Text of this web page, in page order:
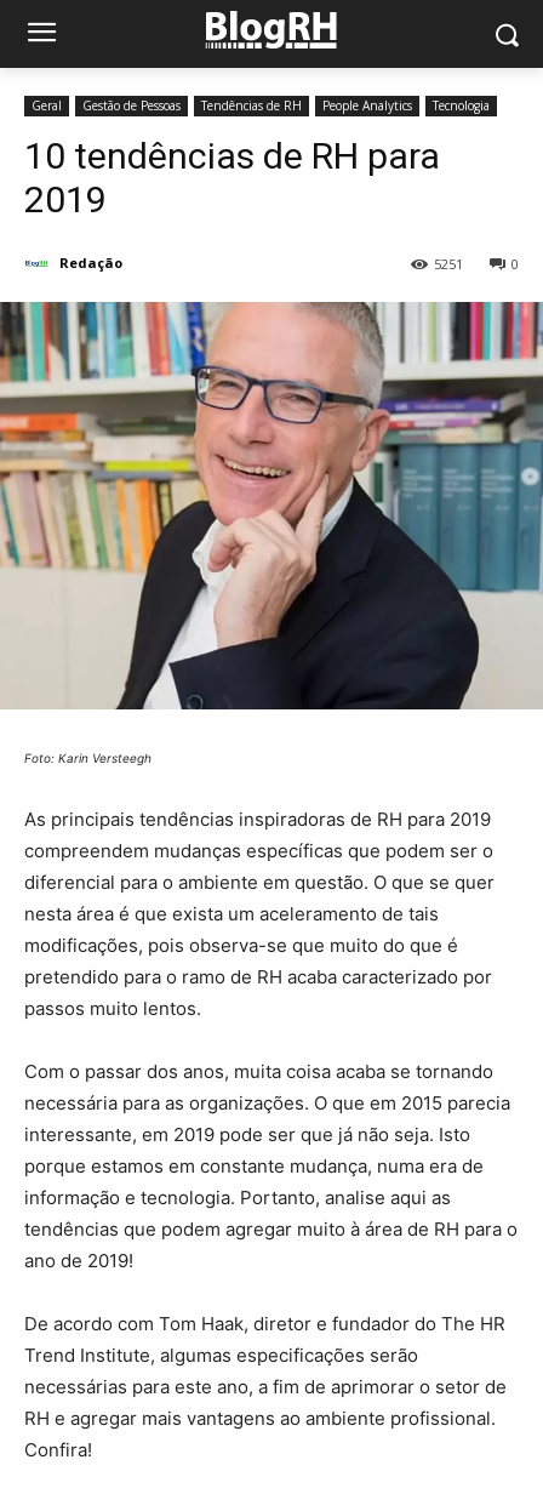
Geral Gestão de Pessoas Tendências de RH People Analytics Tecnologia
10 tendências de RH para
2019
Redação 0
5251
Foto: Karin Versteegh
As principais tendências inspiradoras de RH para 2019
compreendem mudanças específicas que podem ser o
diferencial para o ambiente em questão. O que se quer
nesta área é que exista um aceleramento de tais
modificações, pois observa-se que muito do que é
pretendido para o ramo de RH acaba caracterizado por
passos muito lentos.
Com o passar dos anos, muita coisa acaba se tornando
necessária para as organizações. O que em 2015 parecia
interessante, em 2019 pode ser que já não seja. Isto
porque estamos em constante mudança, numa era de
informação e tecnologia. Portanto, analise aqui as
tendências que podem agregar muito à área de RH para o
ano de 2019!
De acordo com Tom Haak, diretor e fundador do The HR
Trend Institute, algumas especificações serão
necessárias para este ano, a fim de aprimorar o setor de
RH e agregar mais vantagens ao ambiente profissional.
Confira!